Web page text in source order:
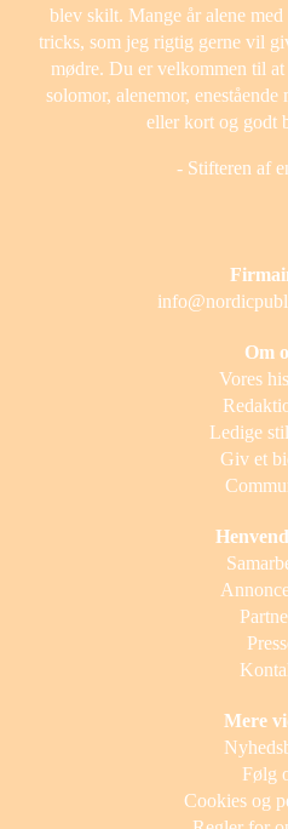
blev skilt. Mange år alene
tricks, som jeg rigtig gerne vil
mødre. Du er velkommen til
solomor, alenemor,
eller kort og godt
- Stifteren af
Om
Vores
Ledige
Giv et
Mere
Følg
Cookies og